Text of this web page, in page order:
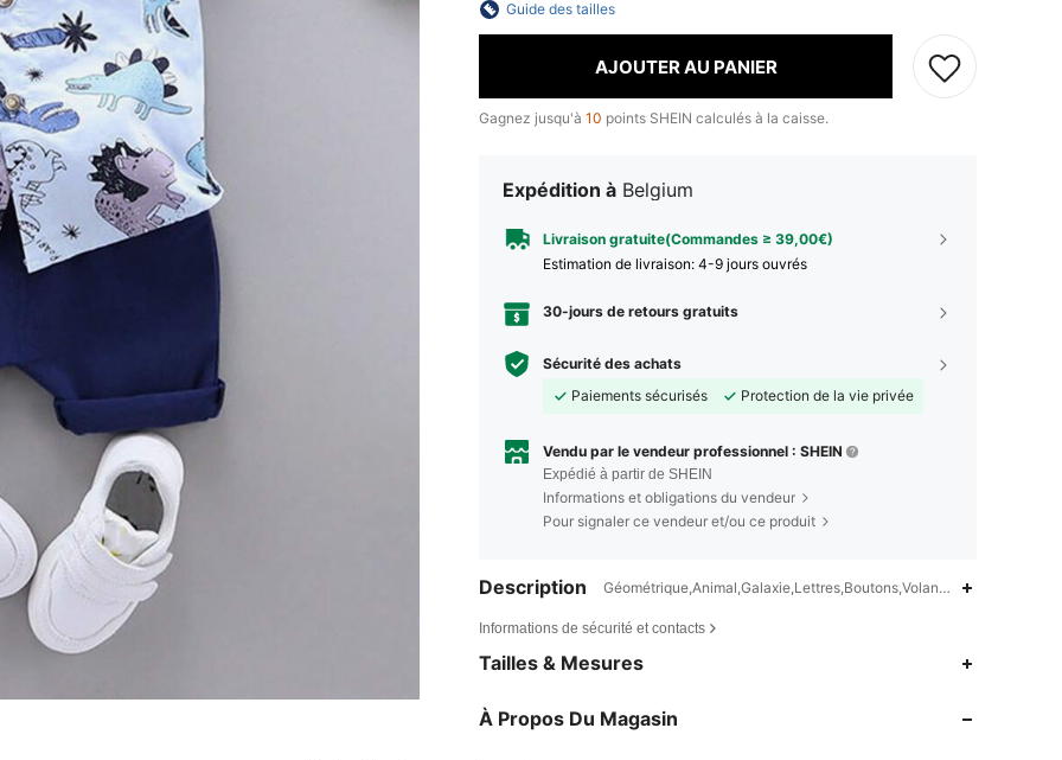
Guide des tailles
AJOUTER AU PANIER
Gagnez jusqu'à 10 points SHEIN calculés à la caisse.
Expédition à Belgium
Livraison gratuite(Commandes ≥ 39,00€)
Estimation de livraison: 4-9 jours ouvrés
30-jours de retours gratuits
Sécurité des achats
Paiements sécurisés
Protection de la vie privée
Vendu par le vendeur professionnel : SHEIN
Expédié à partir de SHEIN
Informations et obligations du vendeur
Pour signaler ce vendeur et/ou ce produit
Description Géométrique,Animal,Galaxie,Lettres,Boutons,Volants,Avec boutons
Informations de sécurité et contacts
Tailles & Mesures
À Propos Du Magasin